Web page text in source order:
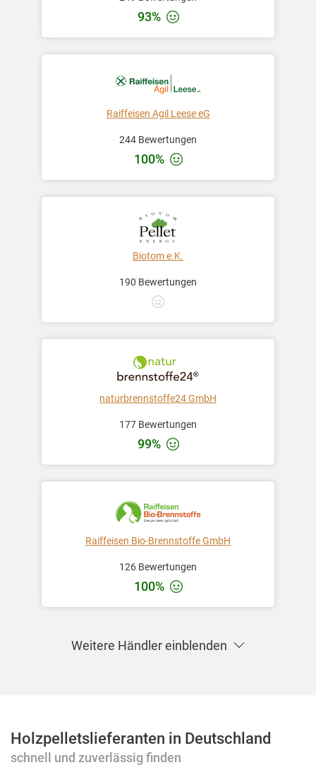
93%
Raiffeisen Agil Leese eG
244 Bewertungen
100%
Biotom e.K.
190 Bewertungen
naturbrennstoffe24 GmbH
177 Bewertungen
99%
Raiffeisen Bio-Brennstoffe GmbH
126 Bewertungen
100%
Weitere Händler einblenden
Holzpelletslieferanten in Deutschland
schnell und zuverlässig finden